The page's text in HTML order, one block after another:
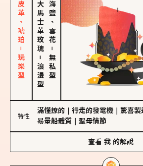
皮革、琥珀－玩樂型 大馬士革玫瑰
－
浪漫型
海鹽、雪花
－
無私型
特性
滿懂撩的 行走的發電機 驚喜製
易暈船體質
聖母情節
查看 我 的解說